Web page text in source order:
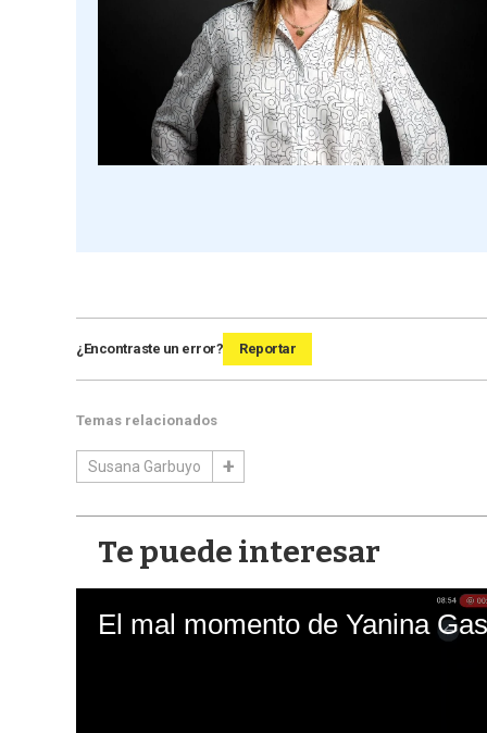
¿Encontraste un error? Reportar
Temas relacionados
Susana Garbuyo
Te puede interesar